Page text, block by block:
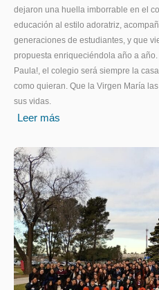
dejaron una huella imborrable en el
educación al estilo adoratriz,
generaciones de estudiantes, y que
propuesta enriqueciéndola año a
Paula!, el colegio será siempre la
como quieran. Que la Virgen María
sus vidas.
Leer más